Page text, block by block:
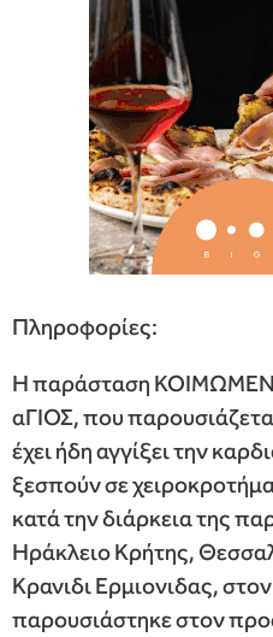
Πληροφορίες:
Η παράσταση
αΓΙΟΣ, που
έχει ήδη αγγίξει την
ξεσπούν σε
κατά την διάρκεια της
Ηράκλειο Κρήτης,
Κρανιδι Ερμιονιδας,
παρουσιάστηκε στον